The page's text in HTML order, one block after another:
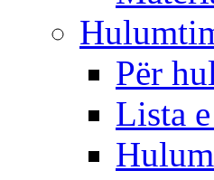
Për
Lista